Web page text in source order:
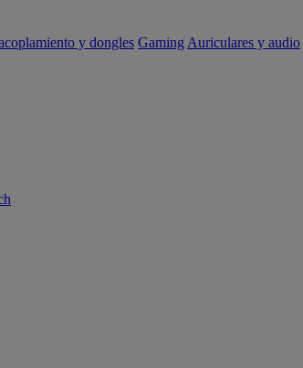
y dongles Gaming Auriculares y audio